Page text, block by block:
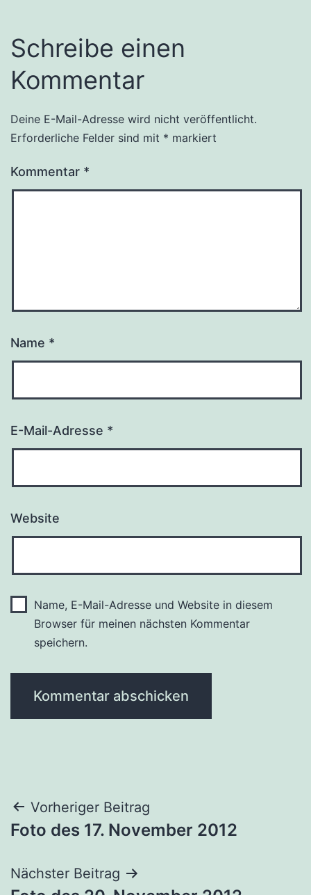
Schreibe einen
Kommentar
Deine E-Mail-Adresse wird nicht veröffentlicht.
Erforderliche Felder sind mit * markiert
Kommentar *
Name *
E-Mail-Adresse *
Website
Name, E-Mail-Adresse und Website in diesem
Browser für meinen nächsten Kommentar
speichern.
Beitragsnavigation
Vorheriger Beitrag
Foto des 17. November 2012
Nächster Beitrag